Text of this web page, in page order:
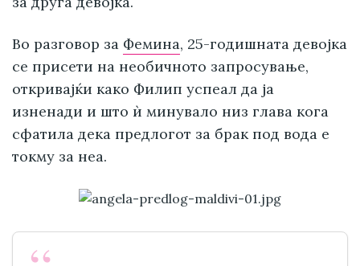
Во разговор за Фемина, 25-годишната девојка
се присети на необичното запросување,
откривајќи како Филип успеал да ја
изненади и што ѝ минувало низ глава кога
сфатила дека предлогот за брак под вода е
токму за неа.